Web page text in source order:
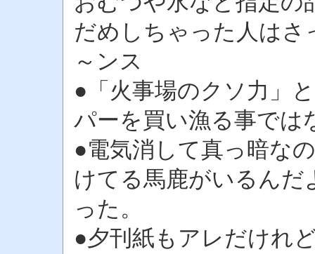
だめしちゃった人は
～ンス
●「火事場のクソ力」
パーを買い漁る事では
●電気消して真っ暗な
けてる馬鹿がいるんだ
った。
●夕刊紙もアレだけれ